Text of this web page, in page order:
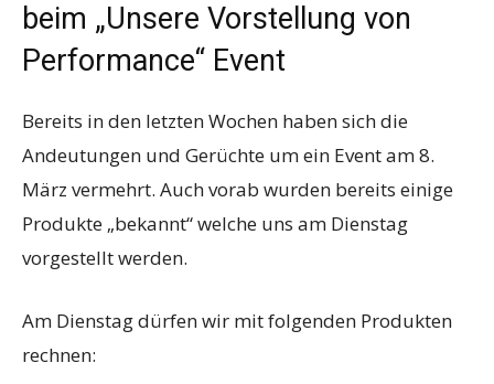
beim „Unsere Vorstellung von
Performance“ Event
Bereits in den letzten Wochen haben sich die
Andeutungen und Gerüchte um ein Event am 8.
März vermehrt. Auch vorab wurden bereits einige
Produkte „bekannt“ welche uns am Dienstag
vorgestellt werden.
Am Dienstag dürfen wir mit folgenden Produkten
rechnen: